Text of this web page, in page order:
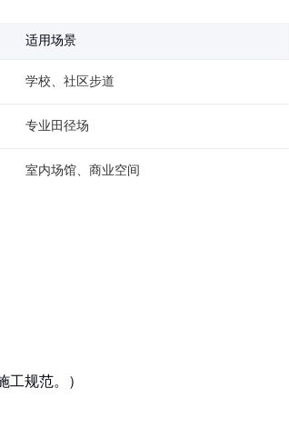
适用场景
学校、社区步道
专业田径场
室内场馆、商业空间
工规范。）